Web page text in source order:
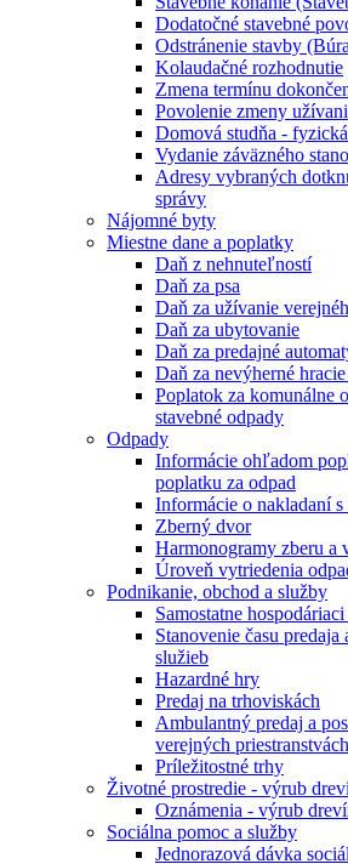
Dodatočné stavebné
Odstránenie stavby
Kolaudačné rozhodnutie
Zmena termínu
Povolenie zmeny
Domová studňa -
Vydanie záväzného
Adresy vybraných
správy
Nájomné byty
Miestne dane a poplatky
Daň z nehnuteľností
Daň za psa
Daň za užívanie
Daň za ubytovanie
Daň za predajné
Daň za nevýherné
Poplatok za komunálne
stavebné odpady
Odpady
Informácie ohľadom
poplatku za odpad
Informácie o nakladaní s
Zberný dvor
Harmonogramy zberu a
Úroveň vytriedenia
Podnikanie, obchod a služby
Samostatne
Stanovenie času predaja
služieb
Hazardné hry
Predaj na trhoviskách
Ambulantný predaj a
verejných priestranstvách
Príležitostné trhy
Životné prostredie - výrub
Oznámenia - výrub
Sociálna pomoc a služby
Jednorazová dávka